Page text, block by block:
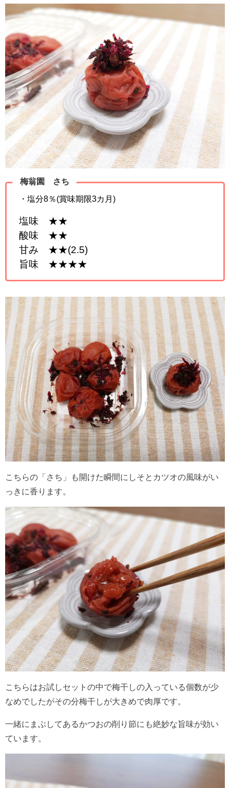
梅翁園 さち
・塩分8％(賞味期限3カ月)
塩味 ★★
酸味 ★★
甘み ★★(2.5)
旨味 ★★★★
こちらの「さち」も開けた瞬間にしそとカツオの風味がい
っきに香ります。
こちらはお試しセットの中で梅干しの入っている個数が少
なめでしたがその分梅干しが大きめで肉厚です。
一緒にまぶしてあるかつおの削り節にも絶妙な旨味が効い
ています。